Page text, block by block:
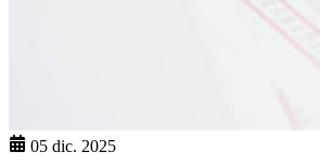
05 dic. 2025